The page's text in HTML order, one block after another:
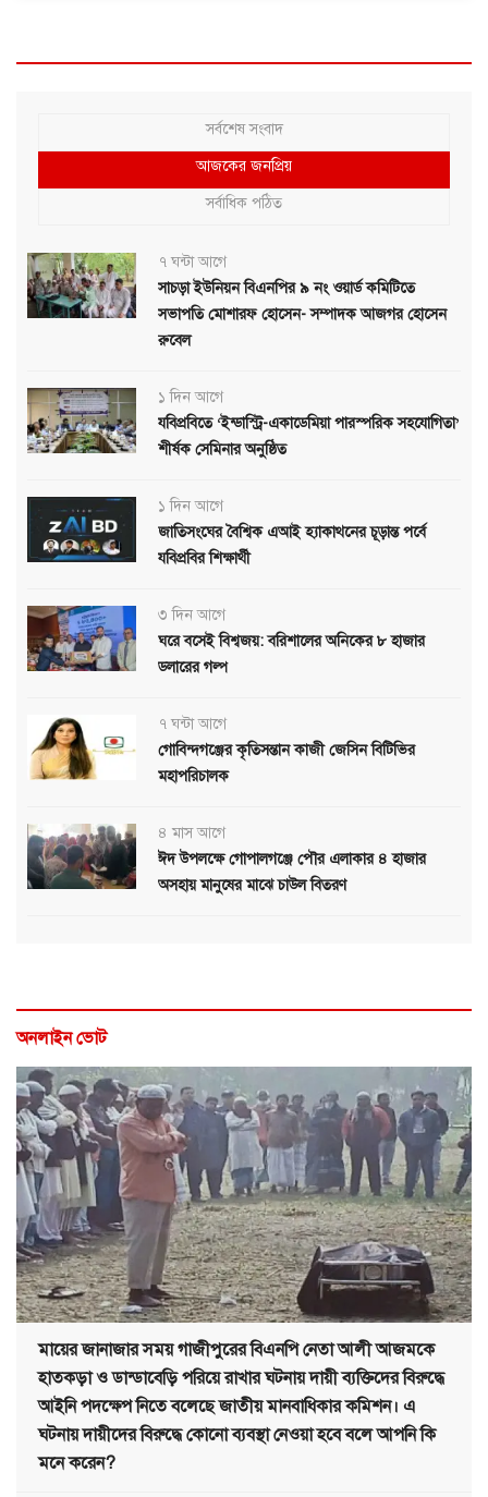
সর্বশেষ সংবাদ
আজকের জনপ্রিয়
সর্বাধিক পঠিত
৭ ঘন্টা আগে
সাচড়া ইউনিয়ন বিএনপির ৯ নং ওয়ার্ড কমিটিতে
সভাপতি মোশারফ হোসেন- সম্পাদক আজগর হোসেন
রুবেল
১ দিন আগে
যবিপ্রবিতে ‘ইন্ডাস্ট্রি-একাডেমিয়া পারস্পরিক সহযোগিতা’
শীর্ষক সেমিনার অনুষ্ঠিত
১ দিন আগে
জাতিসংঘের বৈশ্বিক এআই হ্যাকাথনের চূড়ান্ত পর্বে
যবিপ্রবির শিক্ষার্থী
৩ দিন আগে
ঘরে বসেই বিশ্বজয়: বরিশালের অনিকের ৮ হাজার
ডলারের গল্প
৭ ঘন্টা আগে
গোবিন্দগঞ্জের কৃতিসন্তান কাজী জেসিন বিটিভির
মহাপরিচালক
৪ মাস আগে
ঈদ উপলক্ষে গোপালগঞ্জে পৌর এলাকার ৪ হাজার
অসহায় মানুষের মাঝে চাউল বিতরণ
অনলাইন ভোট
মায়ের জানাজার সময় গাজীপুরের বিএনপি নেতা আলী আজমকে
হাতকড়া ও ডান্ডাবেড়ি পরিয়ে রাখার ঘটনায় দায়ী ব্যক্তিদের বিরুদ্ধে
আইনি পদক্ষেপ নিতে বলেছে জাতীয় মানবাধিকার কমিশন। এ
ঘটনায় দায়ীদের বিরুদ্ধে কোনো ব্যবস্থা নেওয়া হবে বলে আপনি কি
মনে করেন?